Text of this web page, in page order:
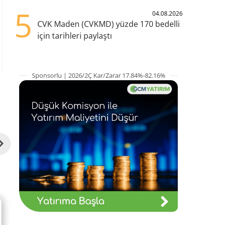
5 04.08.2026
CVK Maden (CVKMD) yüzde 170 bedelli
için tarihleri paylaştı
Sponsorlu | 2026/2Ç Kar/Zarar 17.84%-82.16%